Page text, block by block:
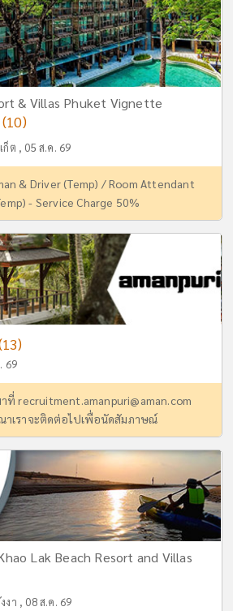
& Villas Phuket Vignette
(10)
ก็ต , 05 ส.ค. 69
& Driver (Temp) / Room Attendant
- Service Charge 50%
69
าที่recruitment.amanpuri@aman.com
เราจะติดต่อไปเพื่อนัดสัมภาษณ์
Lak Beach Resort and Villas
งา , 08 ส.ค. 69